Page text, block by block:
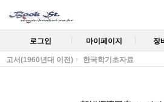
로그인 마이페이지 장
고서(1960년대 이전) 한국학기초자료